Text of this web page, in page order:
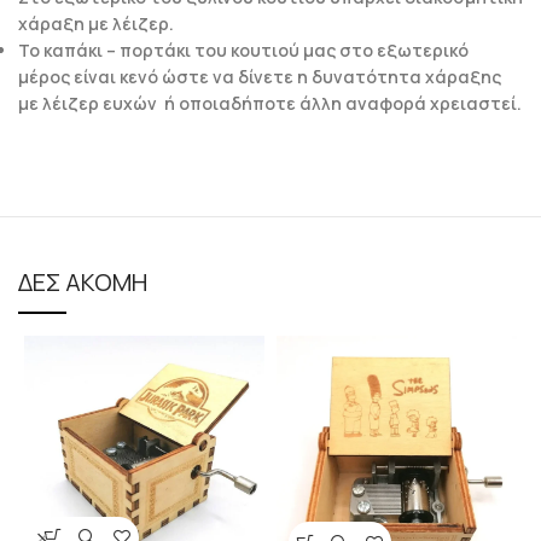
χάραξη με λέιζερ.
Το καπάκι – πορτάκι του κουτιού μας στο εξωτερικό
μέρος είναι κενό ώστε να δίνετε η δυνατότητα χάραξης
με λέιζερ ευχών ή οποιαδήποτε άλλη αναφορά χρειαστεί.
ΔΕΣ ΑΚΟΜΗ